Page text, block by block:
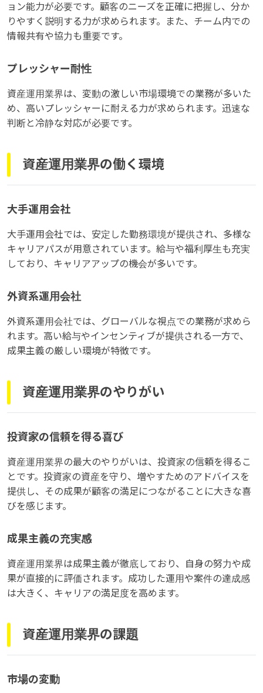
ョン能力が必要です。顧客のニーズを正確に把握し、分か
りやすく説明する力が求められます。また、チーム内での
情報共有や協力も重要です。
プレッシャー耐性
資産運用業界は、変動の激しい市場環境での業務が多いた
め、高いプレッシャーに耐える力が求められます。迅速な
判断と冷静な対応が必要です。
資産運用業界の働く環境
大手運用会社
大手運用会社では、安定した勤務環境が提供され、多様な
キャリアパスが用意されています。給与や福利厚生も充実
しており、キャリアアップの機会が多いです。
外資系運用会社
外資系運用会社では、グローバルな視点での業務が求めら
れます。高い給与やインセンティブが提供される一方で、
成果主義の厳しい環境が特徴です。
資産運用業界のやりがい
投資家の信頼を得る喜び
資産運用業界の最大のやりがいは、投資家の信頼を得るこ
とです。投資家の資産を守り、増やすためのアドバイスを
提供し、その成果が顧客の満足につながることに大きな喜
びを感じます。
成果主義の充実感
資産運用業界は成果主義が徹底しており、自身の努力や成
果が直接的に評価されます。成功した運用や案件の達成感
は大きく、キャリアの満足度を高めます。
資産運用業界の課題
市場の変動